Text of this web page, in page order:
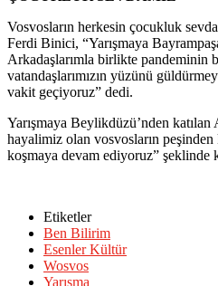
Vosvosların herkesin çocukluk
Ferdi Binici, “Yarışmaya
Arkadaşlarımla birlikte pandeminin
vatandaşlarımızın yüzünü
vakit geçiyoruz” dedi.
Yarışmaya Beylikdüzü’nden
hayalimiz olan vosvosların peşinden
koşmaya devam ediyoruz” şeklinde
Etiketler
Ben Bilirim
Esenler Kültür
Wosvos
Yarışma